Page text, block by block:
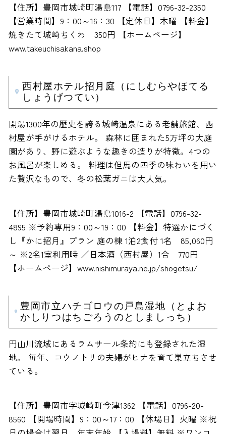
【住所】豊岡市城崎町湯島117 【電話】0796-32-2350
【営業時間】9：00～16：30 【定休日】木曜 【料金】
焼きたて城崎ちくわ 350円 【ホームページ】
www.takeuchisakana.shop
西村屋ホテル招月庭（にしむらやほてる
しょうげつてい）
開湯1300年の歴史を誇る城崎温泉にある老舗旅館、西
村屋が手がけるホテル。 森林に囲まれた5万坪の大庭
園があり、野に遊ぶような趣きの造りが特徴。4つの
お風呂が楽しめる。 料理は但馬の四季の味わいを用い
た贅沢なもので、冬の松葉ガニは大人気。
【住所】豊岡市城崎町湯島1016-2 【電話】0796-32-
4895 ※予約専用9：00～19：00 【料金】特選かにづく
し『かに招月』プラン 庭の棟 1泊2食付 1名 85,060円
～ ※2名1室利用時 ／日本酒（西村屋）1合 770円
【ホームページ】www.nishimuraya.ne.jp/shogetsu/
豊岡市立ハチゴロウの戸島湿地（とよお
かしりつはちごろうのとしましっち）
円山川流域にあるラムサール条約にも登録された湿
地。 毎年、コウノトリの夫婦がヒナを育て巣立ちさせ
ている。
【住所】豊岡市字城崎町今津1362 【電話】0796-20-
8560 【開場時間】9：00～17：00 【休場日】火曜 ※祝